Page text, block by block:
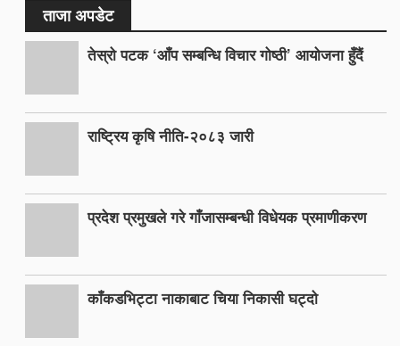
ताजा अपडेट
तेस्रो पटक ‘आँप सम्बन्धि विचार गोष्ठी’ आयोजना हुँदैं
राष्ट्रिय कृषि नीति-२०८३ जारी
प्रदेश प्रमुखले गरे गाँजासम्बन्धी विधेयक प्रमाणीकरण
काँकडभिट्टा नाकाबाट चिया निकासी घट्दो